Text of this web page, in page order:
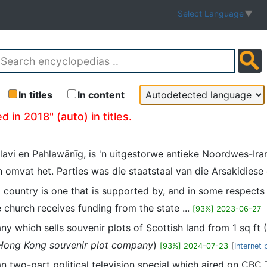
Select Language▼
In titles In content
in 2018" (auto) in titles.
en Pahlawānīg, is 'n uitgestorwe antieke Noordwes-
het. Parties was die staatstaal van die
country is one that is supported by, and in some
receives funding from the state ... [93%] 2023-06-27
which sells souvenir plots of Scottish land from 1 sq
Kong souvenir plot company) [93%] 2024-07-23 [Internet